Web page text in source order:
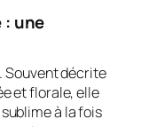
: une
Souvent décrite
et florale, elle
à la fois